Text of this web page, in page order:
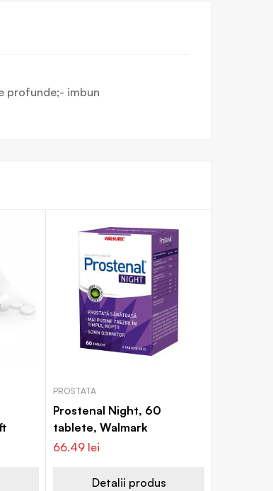
profunde;- imbun
PROSTATA
Prostenal Night, 60
tablete, Walmark
66.49 lei
Detalii produs